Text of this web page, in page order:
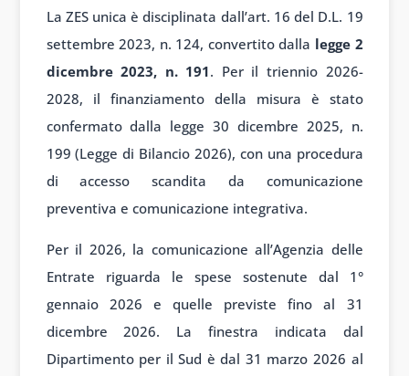
La ZES unica è disciplinata dall’art. 16 del D.L. 19
settembre 2023, n. 124, convertito dalla legge 2
dicembre 2023, n. 191. Per il triennio 2026-
2028, il finanziamento della misura è stato
confermato dalla legge 30 dicembre 2025, n.
199 (Legge di Bilancio 2026), con una procedura
di accesso scandita da comunicazione
preventiva e comunicazione integrativa.
Per il 2026, la comunicazione all’Agenzia delle
Entrate riguarda le spese sostenute dal 1°
gennaio 2026 e quelle previste fino al 31
dicembre 2026. La finestra indicata dal
Dipartimento per il Sud è dal 31 marzo 2026 al